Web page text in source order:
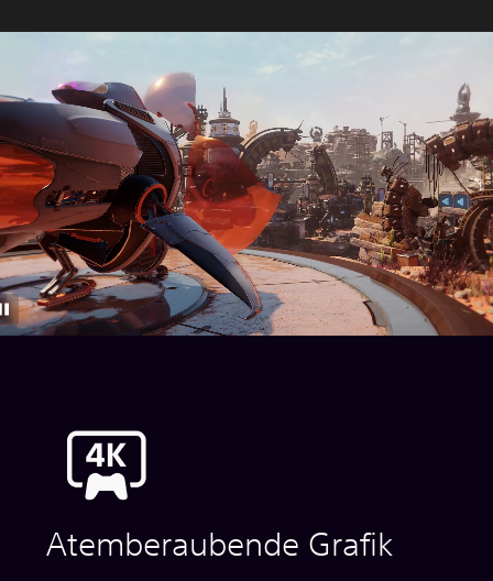
Atemberaubende Grafik